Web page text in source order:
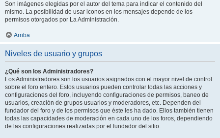
Son imágenes elegidas por el autor del tema para indicar el contenido del
mismo. La posibilidad de usar iconos en los mensajes depende de los
permisos otorgados por La Administración.
Arriba
Niveles de usuario y grupos
¿Qué son los Administradores?
Los Administradores son los usuarios asignados con el mayor nivel de control
sobre el foro entero. Estos usuarios pueden controlar todas las acciones y
configuraciones del foro, incluyendo configuraciones de permisos, baneo de
usuarios, creación de grupos usuarios y moderadores, etc. Dependen del
fundador del foro y de los permisos que éste les ha dado. Ellos también tienen
todas las capacidades de moderación en cada uno de los foros, dependiendo
de las configuraciones realizadas por el fundador del sitio.